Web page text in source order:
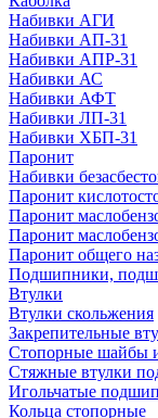
Набивки АГИ
Набивки АП-31
Набивки АПР-31
Набивки АС
Набивки АФТ
Набивки ЛП-31
Набивки ХБП-31
Паронит
Набивки
Паронит
Паронит
Паронит
Паронит общего
Подшипники,
Втулки
Втулки скольжения
Закрепительные
Стопорные шайбы
Стяжные втулки
Игольчатые
Кольца стопорные